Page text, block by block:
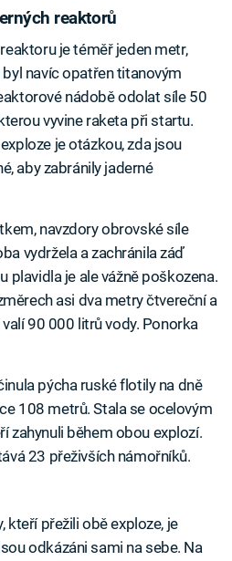
reaktorů
je téměř jeden metr,
navíc opatřen titanovým
nádobě odolat síle 50
vyvine raketa při startu.
je otázkou, zda jsou
aby zabránily jaderné
navzdory obrovské síle
vydržela a zachránila záď
plavidla je ale vážně poškozena.
asi dva metry čtvereční a
90 000 litrů vody. Ponorka
pýcha ruské flotily na dně
108 metrů. Stala se ocelovým
zahynuli během obou explozí.
23 přeživších námořníků.
kteří přežili obě exploze, je
odkázáni sami na sebe. Na